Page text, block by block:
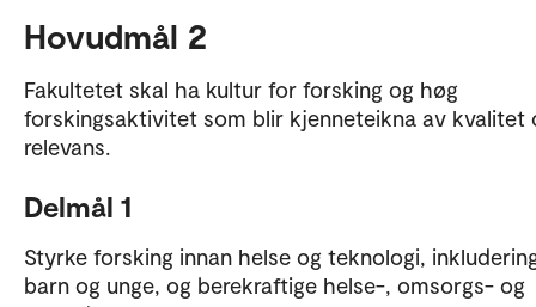
Hovudmål 2
Fakultetet skal ha kultur for forsking og høg
forskingsaktivitet som blir kjenneteikna av kvalitet
relevans.
Delmål 1
Styrke forsking innan helse og teknologi,
barn og unge, og berekraftige helse-, omsorgs- og